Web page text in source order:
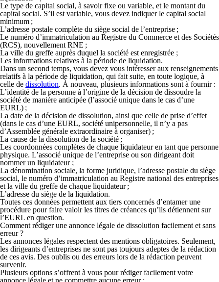
Le type de capital social, à savoir fixe ou variable, et le montant du
capital social. S’il est variable, vous devez indiquer le capital social
minimum ;
L’adresse postale complète du siège social de l’entreprise ;
Le numéro d’immatriculation au Registre du Commerce et des Sociétés
(RCS), nouvellement RNE ;
La ville du greffe auprès duquel la société est enregistrée ;
Les informations relatives à la période de liquidation.
Dans un second temps, vous devez vous intéresser aux renseignements
relatifs à la période de liquidation, qui fait suite, en toute logique, à
celle de dissolution. À nouveau, plusieurs informations sont à fournir :
L’identité de la personne à l’origine de la décision de dissoudre la
société de manière anticipée (l’associé unique dans le cas d’une
EURL) ;
La date de la décision de dissolution, ainsi que celle de prise d’effet
(dans le cas d’une EURL, société unipersonnelle, il n’y a pas
d’Assemblée générale extraordinaire à organiser) ;
La cause de la dissolution de la société ;
Les coordonnées complètes de chaque liquidateuren tant que personne
physique. L’associé unique de l’entreprise ou son dirigeant doit
nommer un liquidateur ;
La dénomination sociale, la forme juridique, l’adresse postale du siège
social, le numéro d’immatriculation au Registre national des entreprises
et la ville du greffe de chaque liquidateur;
L’adresse du siège de la liquidation.
Toutes ces données permettent aux tiers concernés d’entamer une
procédure pour faire valoir les titres de créances qu’ils détiennent sur
l’EURL en question.
Comment rédiger une annonce légale de dissolution facilement et sans
erreur ?
Les annonces légales respectent des mentions obligatoires. Seulement,
les dirigeants d’entreprises ne sont pas toujours adeptes de la rédaction
de ces avis. Des oublis ou des erreurs lors de la rédaction peuvent
survenir.
Plusieurs options s’offrent à vous pour rédiger facilement votre
annonce légale et ne commettre aucune erreur :